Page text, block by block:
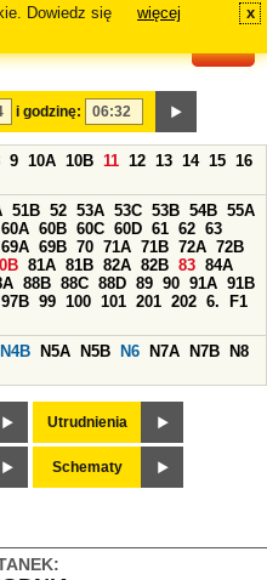
Dowiedz się
więcej x
i godzinę:
9 10A 10B 11 12 13 14 15 16
51B 52 53A 53C 53B 54B 55A
60A 60B 60C 60D 61 62 63
69A 69B 70 71A 71B 72A 72B
81A 81B 82A 82B 83 84A
88B 88C 88D 89 90 91A 91B
97B 99 100 101 201 202 6.
F1
N4B N5A N5B N6 N7A N7B
N8
Utrudnienia
Schematy